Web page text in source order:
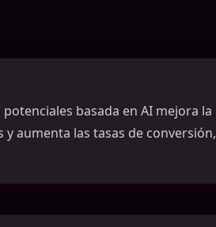
basada en AI mejora la
aumenta las tasas de conversión,